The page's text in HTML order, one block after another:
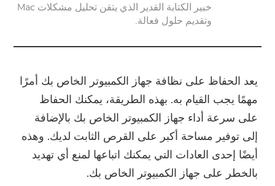
شاشة مسجل
تدريب عبر الأنترنات
تحويل الفيديو مجانا
محرر فيديو مجانا
خبير الكتابة القدير الذي يتقن تحليل مشكلات Mac
وتقديم حلول فعالة.
يعد الحفاظ على نظافة جهاز الكمبيوتر الخاص بك أمرًا
مهمًا يجب القيام به. بهذه الطريقة، يمكنك الحفاظ
على سرعة أداء جهاز الكمبيوتر الخاص بك بالإضافة
إلى توفير مساحة أكبر على القرص الثابت لديك. وهذه
أيضًا إحدى العادات التي يمكنك اتباعها لمنع أي تهديد
بالخطر على جهاز الكمبيوتر الخاص بك.